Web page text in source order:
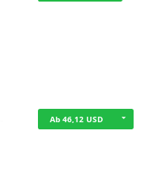
Ab 46,12 USD